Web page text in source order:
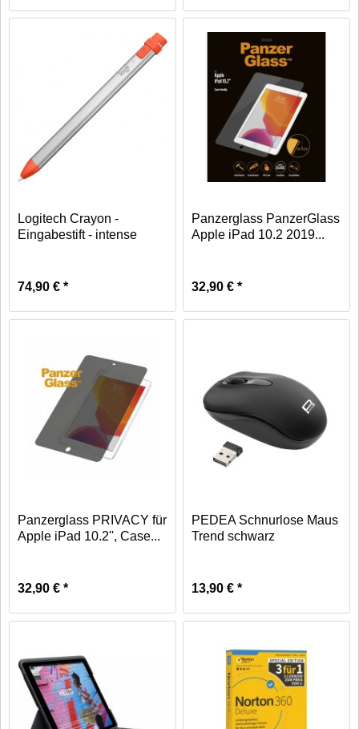
Logitech Crayon -
Eingabestift - intense
74,90 € *
Panzerglass PanzerGlass
Apple iPad 10.2 2019...
32,90 € *
Panzerglass PRIVACY für
Apple iPad 10.2'', Case...
32,90 € *
PEDEA Schnurlose Maus
Trend schwarz
13,90 € *